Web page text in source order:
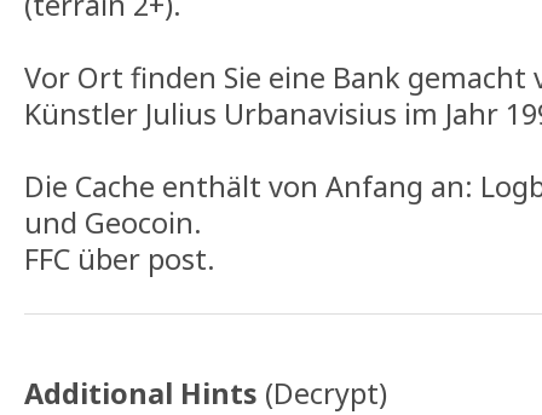
Vor Ort finden Sie eine Bank gemacht
Künstler Julius Urbanavisius im Jahr
Die Cache enthält von Anfang an:
und Geocoin.
FFC über post.
Additional Hints (Decrypt)